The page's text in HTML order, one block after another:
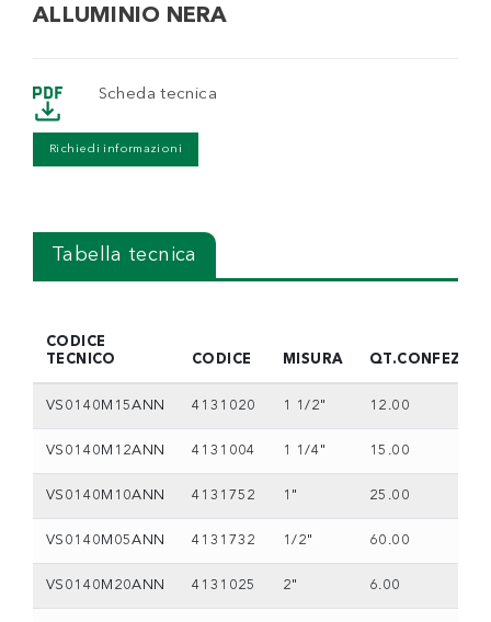
ALLUMINIO NERA
Scheda tecnica
Richiedi informazioni
Tabella tecnica
CODICE
TECNICO
CODICE MISURA
VS0140M15ANN 4131020 1 1/2" 12.00
VS0140M12ANN 4131004 1 1/4" 15.00
VS0140M10ANN 4131752 1" 25.00
VS0140M05ANN 4131732 1/2" 60.00
VS0140M20ANN 4131025 2" 6.00